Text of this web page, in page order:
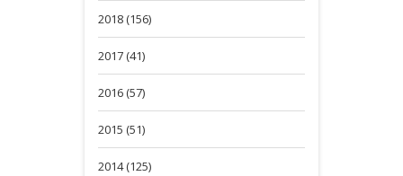
2018 (156)
2017 (41)
2016 (57)
2015 (51)
2014 (125)